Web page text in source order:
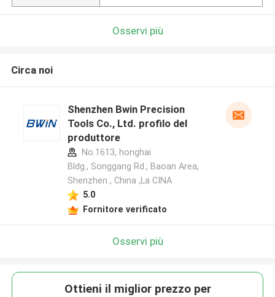
Osservi più
Circa noi
Shenzhen Bwin Precision
Tools Co., Ltd. profilo del
produttore
No.1613, honghai
Bldg., Songgang Rd., Baoan Area,
Shenzhen , China ,La CINA
5.0
Fornitore verificato
Osservi più
Ottieni il miglior prezzo per